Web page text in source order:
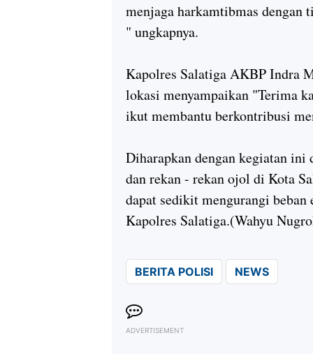
menjaga harkamtibmas dengan
" ungkapnya.
Kapolres Salatiga AKBP Indra
lokasi menyampaikan "Terima
ikut membantu berkontribusi
Diharapkan dengan kegiatan ini
dan rekan - rekan ojol di Kota
dapat sedikit mengurangi
Kapolres Salatiga.(Wahyu
BERITA POLISI NEWS
ADVERTISEMENT